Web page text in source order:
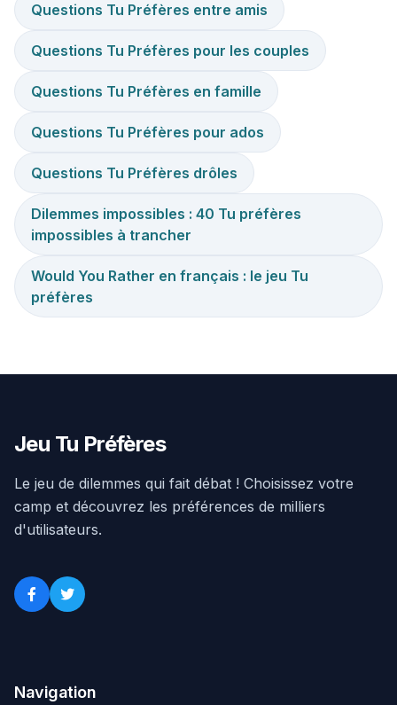
Questions Tu Préfères entre amis
Questions Tu Préfères pour les couples
Questions Tu Préfères en famille
Questions Tu Préfères pour ados
Questions Tu Préfères drôles
Dilemmes impossibles : 40 Tu préfères
impossibles à trancher
Would You Rather en français : le jeu Tu
préfères
Jeu Tu Préfères
Le jeu de dilemmes qui fait débat ! Choisissez votre
camp et découvrez les préférences de milliers
d'utilisateurs.
Navigation